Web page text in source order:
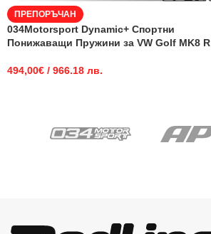
ПРЕПОРЪЧАН
034Motorsport Dynamic+ Спортни
Понижаващи Пружини за VW Golf MK8 R
494,00€ / 966.18 лв.